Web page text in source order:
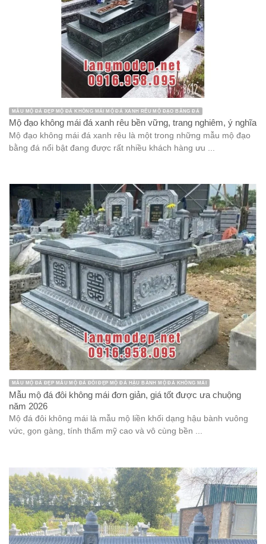
MẪU MỘ ĐÁ ĐẸP MỘ ĐÁ KHÔNG MÁI MỘ ĐÁ XANH RÊU MỘ ĐẠO BẰNG ĐÁ
Mộ đạo không mái đá xanh rêu bền vững, trang nghiêm, ý nghĩa
Mộ đạo không mái đá xanh rêu là một trong những mẫu mộ đạo
bằng đá nổi bật đang được rất nhiều khách hàng ưu ...
MẪU MỘ ĐÁ ĐẸP MẪU MỘ ĐÁ ĐÔI ĐẸP MỘ ĐÁ HẬU BÀNH MỘ ĐÁ KHÔNG MÁI
Mẫu mộ đá đôi không mái đơn giản, giá tốt được ưa chuộng
năm 2026
Mộ đá đôi không mái là mẫu mộ liền khối dạng hậu bành vuông
vức, gọn gàng, tính thẩm mỹ cao và vô cùng bền ...